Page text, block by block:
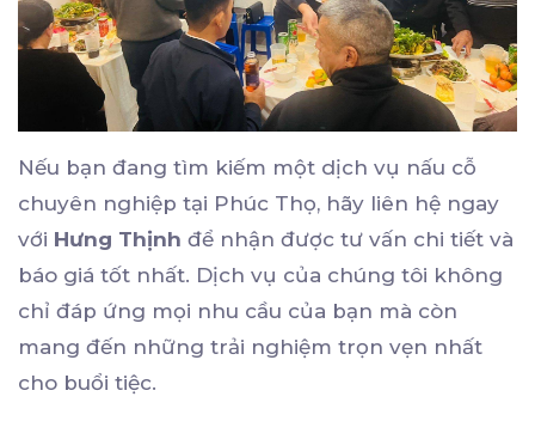
Nếu bạn đang tìm kiếm một dịch vụ nấu cỗ
chuyên nghiệp tại Phúc Thọ, hãy liên hệ ngay
với Hưng Thịnh để nhận được tư vấn chi tiết và
báo giá tốt nhất. Dịch vụ của chúng tôi không
chỉ đáp ứng mọi nhu cầu của bạn mà còn
mang đến những trải nghiệm trọn vẹn nhất
cho buổi tiệc.